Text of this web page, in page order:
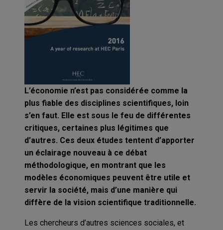
L’économie n’est pas considérée comme la
plus fiable des disciplines scientifiques, loin
s’en faut. Elle est sous le feu de différentes
critiques, certaines plus légitimes que
d’autres. Ces deux études tentent d’apporter
un éclairage nouveau à ce débat
méthodologique, en montrant que les
modèles économiques peuvent être utile et
servir la société, mais d’une manière qui
diffère de la vision scientifique traditionnelle.
Les chercheurs d’autres sciences sociales, et